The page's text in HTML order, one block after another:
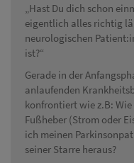
„Hast Du dich schon
eigentlich alles richtig
neurologischen
ist?“
Gerade in der
anlaufenden
konfrontiert wie z.B:
Fußheber (Strom oder
ich meinen
seiner Starre heraus?